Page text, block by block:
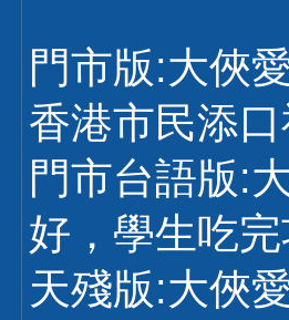
門市版:大俠
香港市民添
門市台語版:
好，學生吃
天殘版:大俠